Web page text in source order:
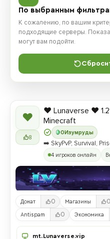
По выбранным
К сожалению, по вашим
подходящие серверы.
могут вам подойти.
❤
8
0Изумруды
❤️ Lunaverse ❤️
Minecraft
➡️ SkyPvP, Survival,
4 игроков онлайн
Донат 0 Магазины 0
Antispam 0 Экономика
mt.Lunaverse.vip